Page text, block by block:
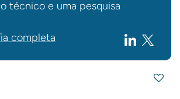
técnico e uma pesquisa
completa